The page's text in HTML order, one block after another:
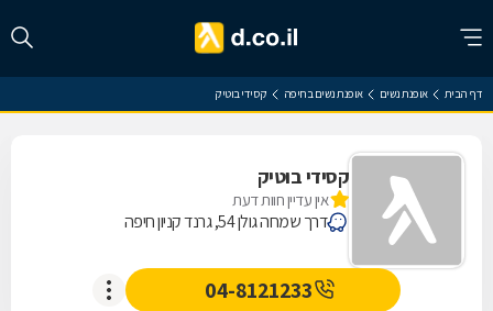
דף הבית אופנת נשים אופנת נשים בחיפה קסידי בוטיק
קסידי בוטיק
אין עדיין חוות דעת
דרך שמחה גולן 54, גרנד קניון חיפה
04-8121233